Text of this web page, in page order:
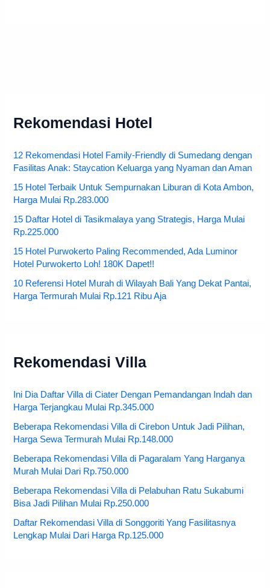
Rekomendasi Hotel
12 Rekomendasi Hotel Family-Friendly di Sumedang dengan
Fasilitas Anak: Staycation Keluarga yang Nyaman dan Aman
15 Hotel Terbaik Untuk Sempurnakan Liburan di Kota Ambon,
Harga Mulai Rp.283.000
15 Daftar Hotel di Tasikmalaya yang Strategis, Harga Mulai
Rp.225.000
15 Hotel Purwokerto Paling Recommended, Ada Luminor
Hotel Purwokerto Loh! 180K Dapet!!
10 Referensi Hotel Murah di Wilayah Bali Yang Dekat Pantai,
Harga Termurah Mulai Rp.121 Ribu Aja
Rekomendasi Villa
Ini Dia Daftar Villa di Ciater Dengan Pemandangan Indah dan
Harga Terjangkau Mulai Rp.345.000
Beberapa Rekomendasi Villa di Cirebon Untuk Jadi Pilihan,
Harga Sewa Termurah Mulai Rp.148.000
Beberapa Rekomendasi Villa di Pagaralam Yang Harganya
Murah Mulai Dari Rp.750.000
Beberapa Rekomendasi Villa di Pelabuhan Ratu Sukabumi
Bisa Jadi Pilihan Mulai Rp.250.000
Daftar Rekomendasi Villa di Songgoriti Yang Fasilitasnya
Lengkap Mulai Dari Harga Rp.125.000